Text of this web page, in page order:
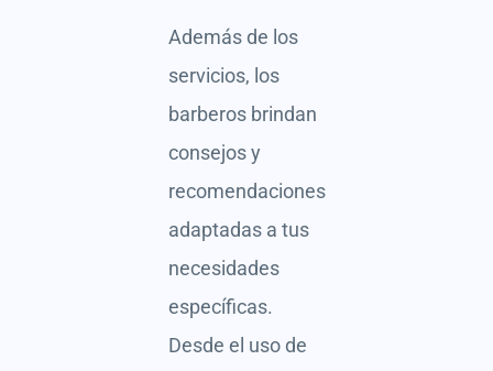
Además de los
servicios, los
barberos brindan
consejos y
recomendaciones
adaptadas a tus
necesidades
específicas.
Desde el uso de